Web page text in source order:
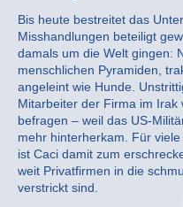
Bis heute bestreitet das
Misshandlungen beteiligt
damals um die Welt gingen:
menschlichen Pyramiden,
angeleint wie Hunde.
Mitarbeiter der Firma im
befragen – weil das US-
mehr hinterherkam. Für
ist Caci damit zum
weit Privatfirmen in die
verstrickt sind.